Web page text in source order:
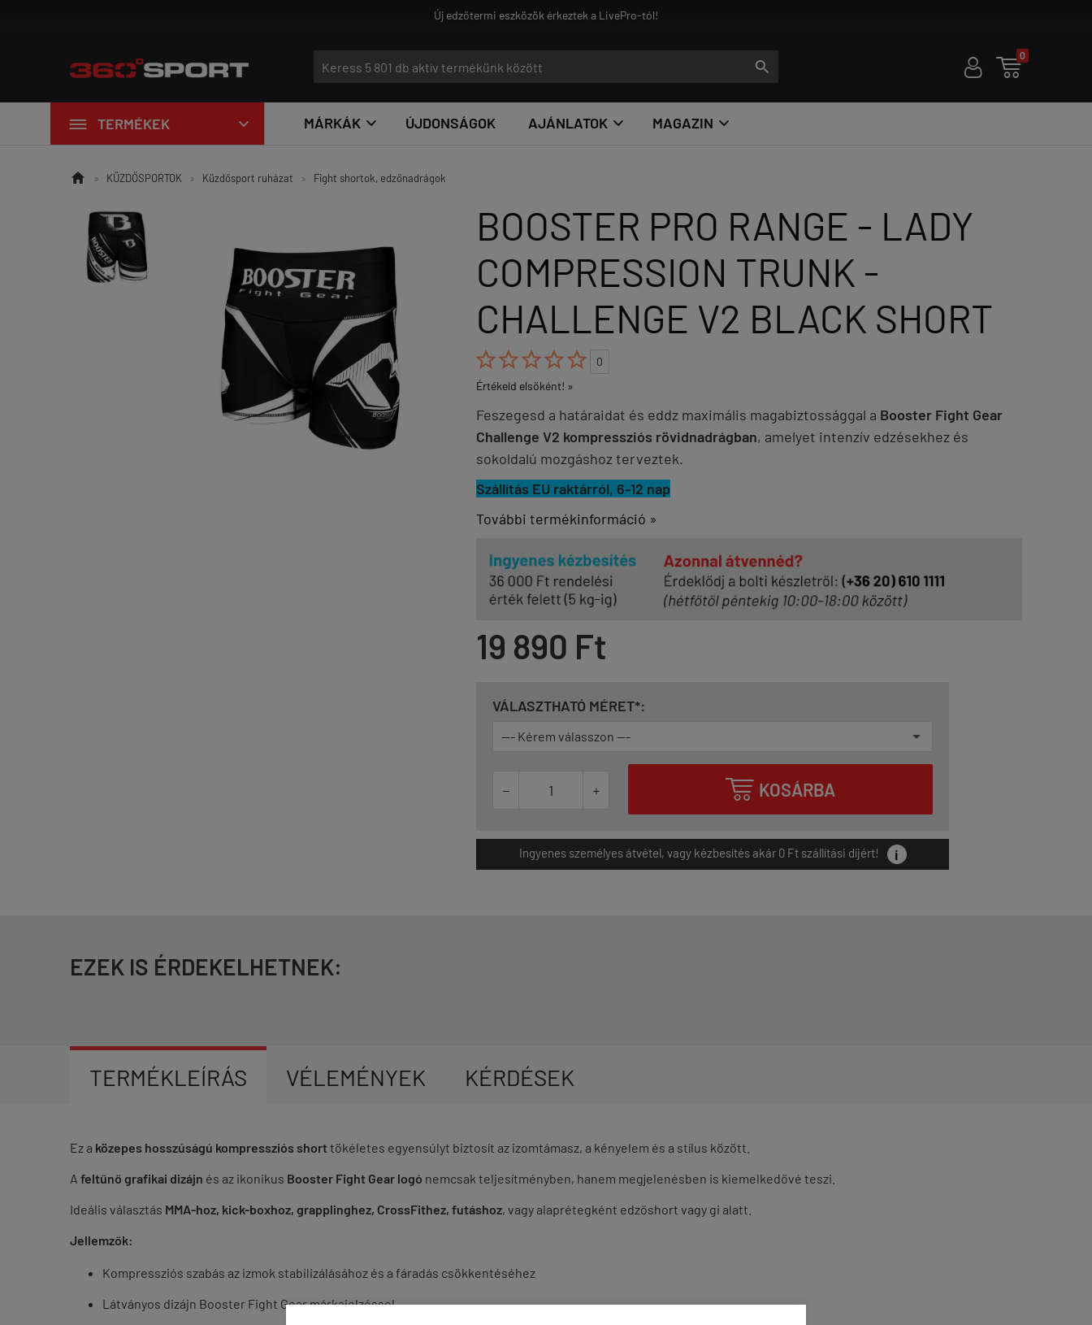
Új edzőtermi eszközök érkeztek a LivePro-tól!
S U 
0
 TERMÉKEK  MÁRKÁK  ÚJDONSÁGOK AJÁNLATOK  MAGAZIN 
 » KÜZDŐSPORTOK » Küzdősport ruházat » Fight shortok, edzőnadrágok
BOOSTER PRO RANGE - LADY
COMPRESSION TRUNK -
CHALLENGE V2 BLACK SHORT

0
Értékeld elsőként! »
Feszegesd a határaidat és eddz maximális magabiztossággal a Booster Fight Gear
Challenge V2 kompressziós rövidnadrágban, amelyet intenzív edzésekhez és
sokoldalú mozgáshoz terveztek.
Szállítás EU raktárról, 6-12 nap
További termékinformáció »
19 890 Ft
VÁLASZTHATÓ MÉRET*:
   KOSÁRBA
Ingyenes személyes átvétel, vagy kézbesítés akár 0 Ft szállítási díjért! i
EZEK IS ÉRDEKELHETNEK:
TERMÉKLEÍRÁS VÉLEMÉNYEK KÉRDÉSEK
Ez a közepes hosszúságú kompressziós shorttökéletes egyensúlyt biztosít az izomtámasz, a kényelem és a stílus között.
A feltűnő grafikai dizájn és az ikonikus Booster Fight Gear logó nemcsak teljesítményben, hanem megjelenésben is kiemelkedővé teszi.
Ideális választás MMA-hoz, kick-boxhoz, grapplinghez, CrossFithez, futáshoz, vagy alaprétegként edzőshort vagy gi alatt.
Jellemzők:
Kompressziós szabás az izmok stabilizálásához és a fáradás csökkentéséhez
Látványos dizájn Booster Fight Gear márkajelzéssel